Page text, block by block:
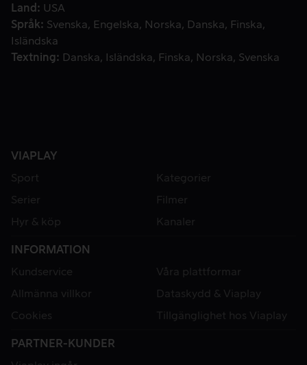
Land
USA
Språk
Svenska Engelska Norska Danska
Finska
Isländska
Textning
Danska Isländska Finska Norska Svenska
VIAPLAY
Sport
Kategorier
Serier
Filmer
Hyr & köp
Kanaler
INFORMATION
Kundservice
Våra plattformar
Allmänna villkor
Dataskydd & Viaplay
Cookies
Tillgänglighet hos Viaplay
PARTNER-KUNDER